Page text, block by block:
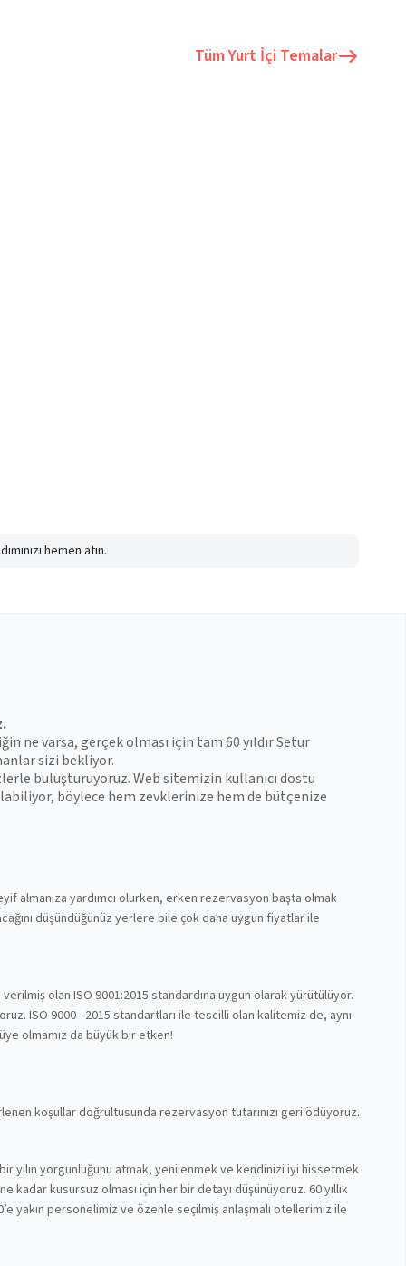
TümYurt İçi Temalar
hemen atın.
ne varsa, gerçek olması için tam 60 yıldır Setur
sizi bekliyor.
buluşturuyoruz. Web sitemizin kullanıcı dostu
böylece hem zevklerinize hem de bütçenize
almanıza yardımcı olurken, erken rezervasyon başta olmak
düşündüğünüz yerlere bile çok daha uygun fiyatlar ile
olan ISO 9001:2015 standardına uygun olarak yürütülüyor.
ISO 9000 - 2015 standartları ile tescilli olan kalitemiz de, aynı
olmamız da büyük bir etken!
koşullar doğrultusunda rezervasyon tutarınızı geri ödüyoruz.
yılın yorgunluğunu atmak, yenilenmek ve kendinizi iyi hissetmek
kadar kusursuz olması için her bir detayı düşünüyoruz. 60 yıllık
yakın personelimiz ve özenle seçilmiş anlaşmalı otellerimiz ile